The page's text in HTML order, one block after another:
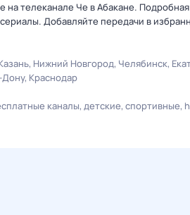
на телеканале Че в Абакане.
Добавляйте передачи в
Нижний Новгород Челябинск
Дону Краснодар
каналы детские спортивные